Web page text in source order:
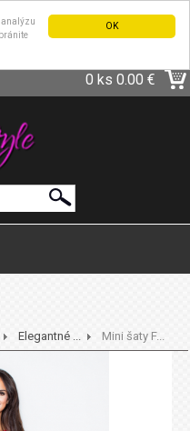
OK
0 ks 0.00 €
Elegantné ... Mini šaty F...